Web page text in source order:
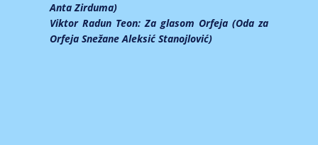
Anta Zirduma)
Viktor Radun Teon:Za glasom Orfeja (Oda za
Orfeja Snežane Aleksić Stanojlović)